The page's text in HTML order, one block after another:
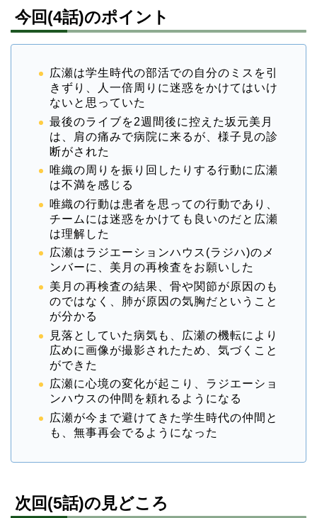
今回(4話)のポイント
広瀬は学生時代の部活での自分のミスを引
きずり、人一倍周りに迷惑をかけてはいけ
ないと思っていた
最後のライブを2週間後に控えた坂元美月
は、肩の痛みで病院に来るが、様子見の診
断がされた
唯織の周りを振り回したりする行動に広瀬
は不満を感じる
唯織の行動は患者を思っての行動であり、
チームには迷惑をかけても良いのだと広瀬
は理解した
広瀬はラジエーションハウス(ラジハ)のメ
ンバーに、美月の再検査をお願いした
美月の再検査の結果、骨や関節が原因のも
のではなく、肺が原因の気胸だということ
が分かる
見落としていた病気も、広瀬の機転により
広めに画像が撮影されたため、気づくこと
ができた
広瀬に心境の変化が起こり、ラジエーショ
ンハウスの仲間を頼れるようになる
広瀬が今まで避けてきた学生時代の仲間と
も、無事再会でるようになった
次回(5話)の見どころ